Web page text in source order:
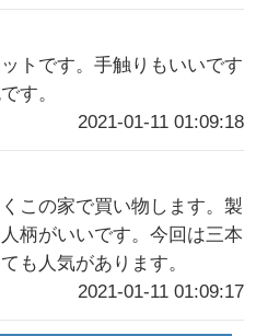
トです。手触りもいいです
す。
2021-01-11 01:09:18
この家で買い物します。製
柄がいいです。今回は三本
も人気があります。
2021-01-11 01:09:17